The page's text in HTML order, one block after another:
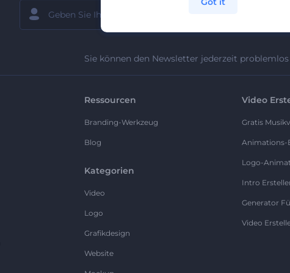
Sie können den Newsletter jederzeit
Ressourcen
Branding-Werkzeug
Blog
Kategorien
Video
Logo
Grafikdesign
Website
Video
Gratis
Animations-
Logo-
Intro
Generator
Video